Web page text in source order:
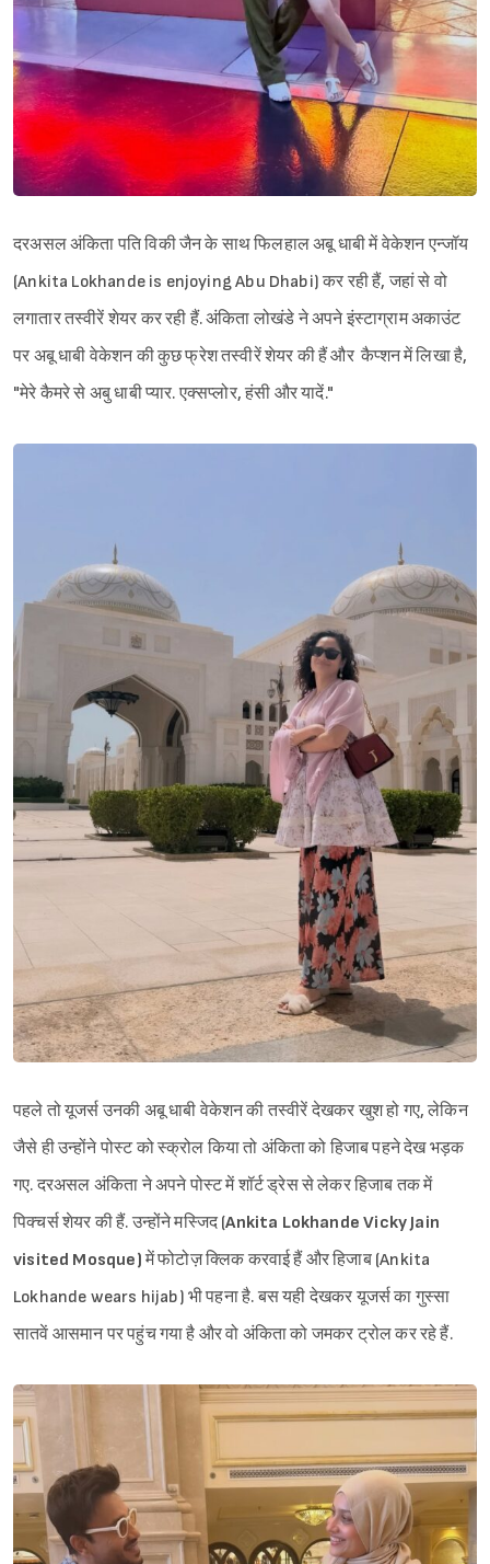
दरअसल अंकिता पति विकी जैन के साथ फिलहाल अबू धाबी में वेकेशन एन्जॉय
(Ankita Lokhande is enjoying Abu Dhabi) कर रही हैं, जहां से वो
लगातार तस्वीरें शेयर कर रही हैं. अंकिता लोखंडे ने अपने इंस्टाग्राम अकाउंट
पर अबू धाबी वेकेशन की कुछ फ्रेश तस्वीरें शेयर की हैं और कैप्शन में लिखा है,
"मेरे कैमरे से अबु धाबी प्यार. एक्सप्लोर, हंसी और यादें."
पहले तो यूजर्स उनकी अबू धाबी वेकेशन की तस्वीरें देखकर खुश हो गए, लेकिन
जैसे ही उन्होंने पोस्ट को स्क्रोल किया तो अंकिता को हिजाब पहने देख भड़क
गए. दरअसल अंकिता ने अपने पोस्ट में शॉर्ट ड्रेस से लेकर हिजाब तक में
पिक्चर्स शेयर की हैं. उन्होंने मस्जिद (Ankita Lokhande Vicky Jain
visited Mosque) में फोटोज़ क्लिक करवाई हैं और हिजाब (Ankita
Lokhande wears hijab) भी पहना है. बस यही देखकर यूजर्स का गुस्सा
सातवें आसमान पर पहुंच गया है और वो अंकिता को जमकर ट्रोल कर रहे हैं.